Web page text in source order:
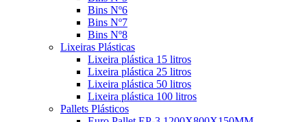
Bins Nº6
Bins Nº7
Bins Nº8
Lixeiras Plásticas
Lixeira plástica 15 litros
Lixeira plástica 25 litros
Lixeira plástica 50 litros
Lixeira plástica 100 litros
Pallets Plásticos